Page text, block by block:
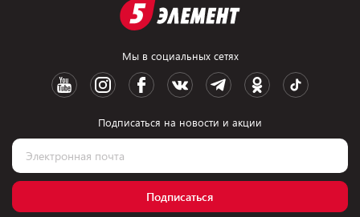
Мы в социальных сетях
Подписаться на новости и акции
Подписаться